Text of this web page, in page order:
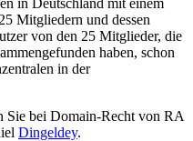
Mitgliedern und dessen
von den 25 Mitglieder, die
haben, schon
in der
bei Domain-Recht von RA
Dingeldey.